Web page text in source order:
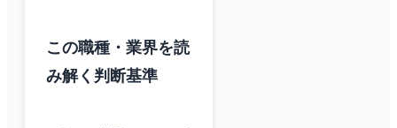
この職種・業界を読
み解く判断基準